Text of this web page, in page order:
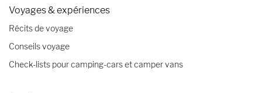
Voyages & expériences
Récits de voyage
Conseils voyage
Check-lists pour camping-cars et camper vans